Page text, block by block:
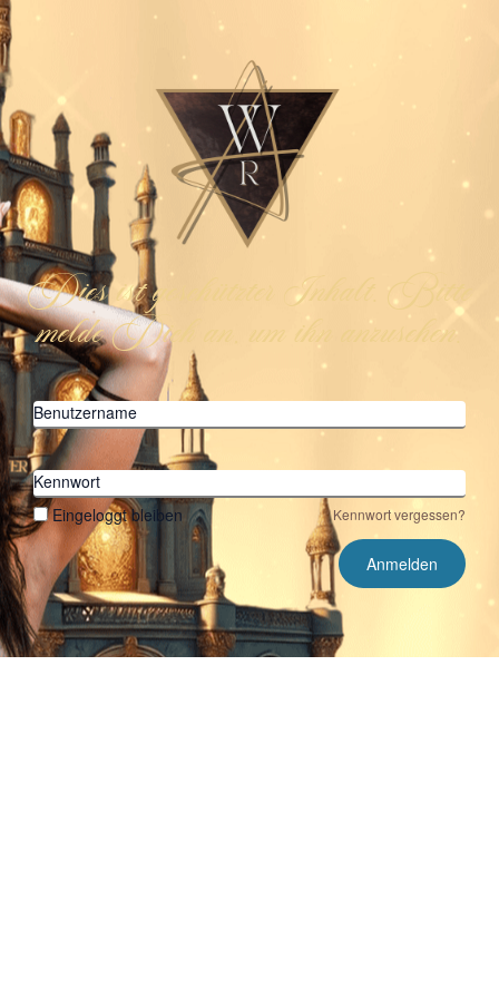
Dies ist geschützter Inhalt. Bitte
melde Dich an, um ihn anzusehen.
Benutzername
Kennwort
Eingeloggt bleiben
Kennwort vergessen?